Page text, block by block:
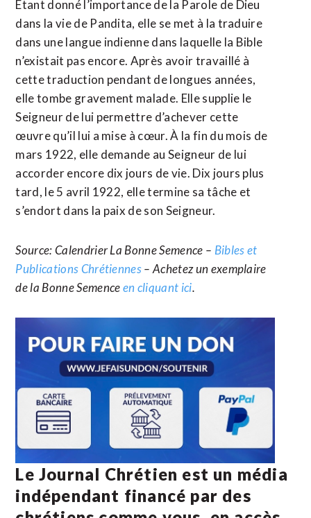
Étant donné l’importance de la Parole de Dieu
dans la vie de Pandita, elle se met à la traduire
dans une langue indienne dans laquelle la Bible
n’existait pas encore. Après avoir travaillé à
cette traduction pendant de longues années,
elle tombe gravement malade. Elle supplie le
Seigneur de lui permettre d’achever cette
œuvre qu’il lui a mise à cœur. À la fin du mois de
mars 1922, elle demande au Seigneur de lui
accorder encore dix jours de vie. Dix jours plus
tard, le 5 avril 1922, elle termine sa tâche et
s’endort dans la paix de son Seigneur.
Source: Calendrier La Bonne Semence – Bibles et
Publications Chrétiennes– Achetez un exemplaire
de la Bonne Semenceen cliquant ici.
Le Journal Chrétien est un média
indépendant financé par des